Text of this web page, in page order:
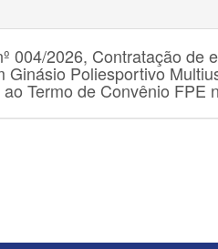
004/2026, Contratação de
Ginásio Poliesportivo
Termo de Convênio FPE